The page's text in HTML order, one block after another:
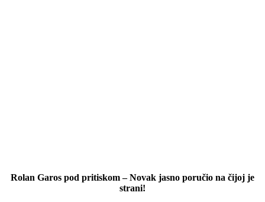
Rolan Garos pod pritiskom – Novak jasno poručio na čijoj je
strani!